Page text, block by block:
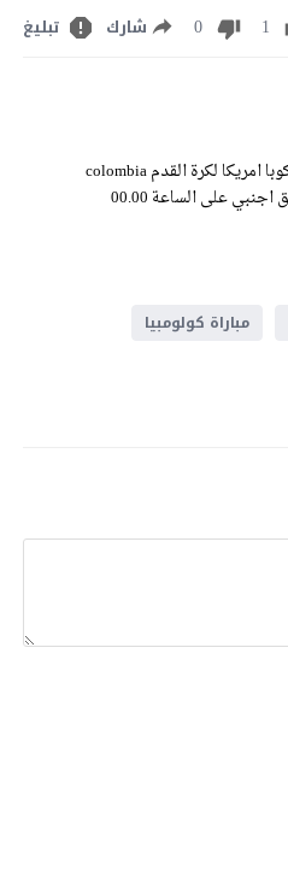
1
0 شارك تبليغ
مشاهدة مباراة كولومبيا واوروغواي بث مباشر اليوم الخميس 11-7-2024 ضمن الدور نصف النهائي من منافسات كوبا امريكا لكرة القدم colombia
VS uruguay Live Stream على ملعب بنك أوف امريكا وسيكون اللقاء منقولا عبر عدة قنوات اجنبية اتش دي بتعليق اجنبي على الساعة 00.00
مباراة كولومبيا